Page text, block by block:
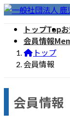
コ
キ
プ
ナ
に
動
トップTop
会員情報
トップ
会員情報
会員情報